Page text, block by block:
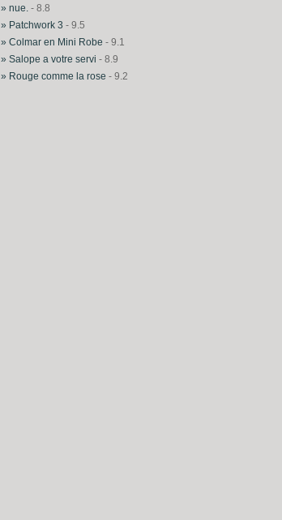
» nue. - 8.8
» Patchwork 3 - 9.5
» Colmar en Mini Robe - 9.1
» Salope a votre servi - 8.9
» Rouge comme la rose - 9.2